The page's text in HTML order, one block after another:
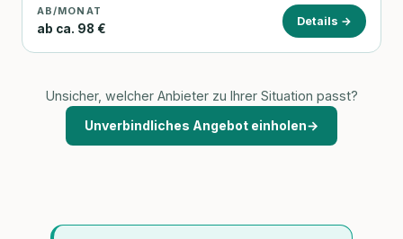
AB/MONAT
ab ca. 98 €
Details →
Unsicher, welcher Anbieter zu Ihrer Situation passt?
Unverbindliches Angebot einholen→